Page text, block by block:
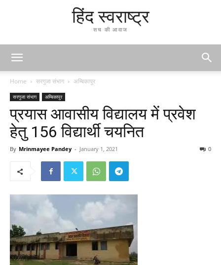
हिंद स्वराष्ट्र
सच की आवाज
Home सरगुजा संभाग अम्बिकापुर
सरगुजा संभाग अम्बिकापुर
प्रयास आवासीय विद्यालय में प्रवेश
हेतु 156 विद्यार्थी चयनित
By Mrinmayee Pandey - January 1, 2021 0